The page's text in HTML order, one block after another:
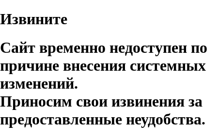
Извините
Сайт временно недоступен по
причине внесения системных
изменений.
Приносим свои извинения за
предоставленные неудобства.